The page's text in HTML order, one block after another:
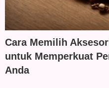
Cara Memilih
untuk Memperkuat
Anda